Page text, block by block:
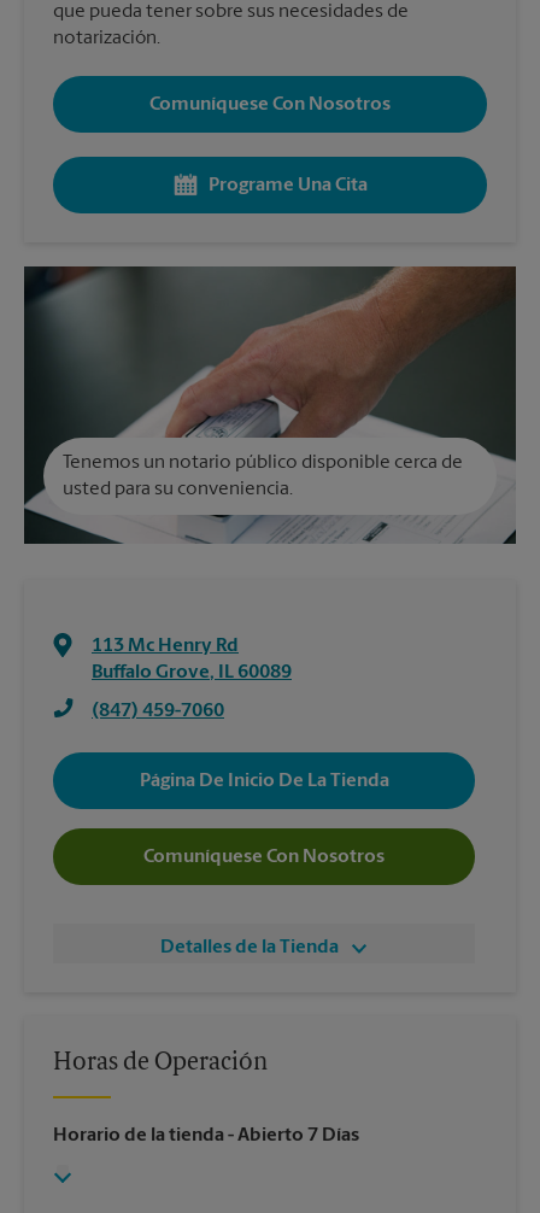
que pueda tener sobre sus necesidades de
notarización.
Comuníquese Con Nosotros
Programe Una Cita
Tenemos un notario público disponible cerca de
usted para su conveniencia.
113 Mc Henry Rd
Buffalo Grove, IL 60089
(847) 459-7060
Página De Inicio De La Tienda
Comuníquese Con Nosotros
Detalles de la Tienda
Horas de Operación
Horario de la tienda - Abierto 7 Días